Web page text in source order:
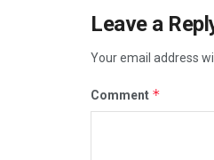
Leave a
Your email address
Comment *